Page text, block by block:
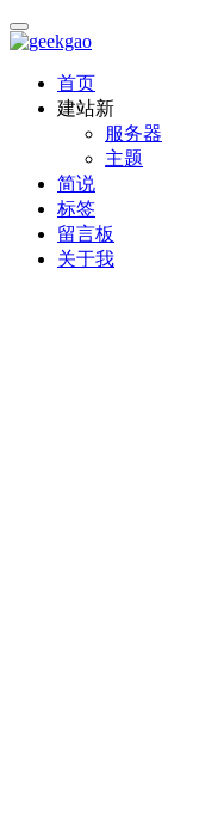
首页
建站新
服务器
主题
简说
标签
留言板
关于我